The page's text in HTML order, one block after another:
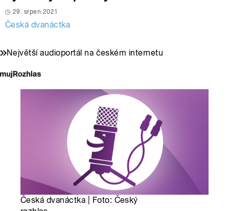
29. srpen 2021
Česká dvanáctka
Největší audioportál na českém internetu
Česká dvanáctka | Foto: Český